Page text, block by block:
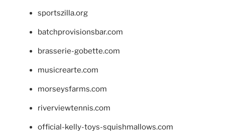
sportszilla.org
batchprovisionsbar.com
brasserie-gobette.com
musicrearte.com
morseysfarms.com
riverviewtennis.com
official-kelly-toys-squishmallows.com